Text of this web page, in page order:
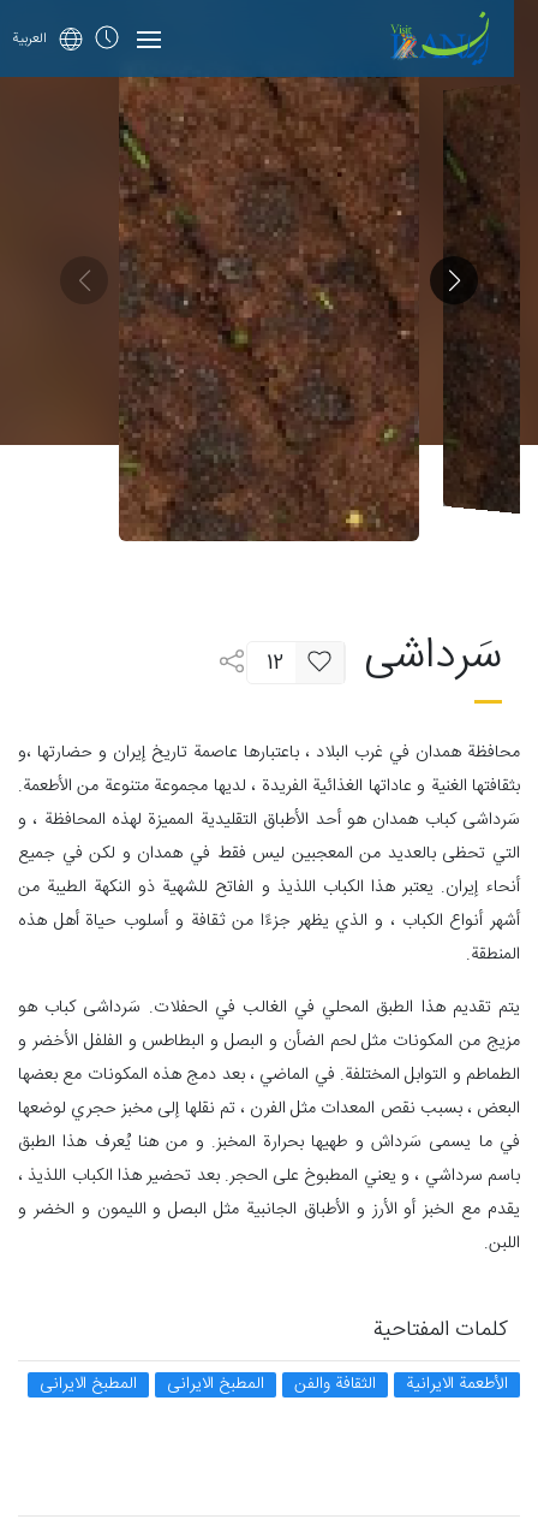
العربية
سَرداشی 12
محافظة همدان في غرب البلاد ، باعتبارها عاصمة تاريخ إيران و حضارتها ،و
بثقافتها الغنية و عاداتها الغذائية الفريدة ، لديها مجموعة متنوعة من الأطعمة.
سَرداشی كباب همدان هو أحد الأطباق التقليدية المميزة لهذه المحافظة ، و
التي تحظى بالعديد من المعجبين ليس فقط في همدان و لكن في جميع
أنحاء إيران. يعتبر هذا الكباب اللذيذ و الفاتح للشهية ذو النكهة الطيبة من
أشهر أنواع الكباب ، و الذي يظهر جزءًا من ثقافة و أسلوب حياة أهل هذه
المنطقة.
يتم تقديم هذا الطبق المحلي في الغالب في الحفلات. سَرداشی كباب هو
مزيج من المكونات مثل لحم الضأن و البصل و البطاطس و الفلفل الأخضر و
الطماطم و التوابل المختلفة. في الماضي ، بعد دمج هذه المكونات مع بعضها
البعض ، بسبب نقص المعدات مثل الفرن ، تم نقلها إلى مخبز حجري لوضعها
في ما يسمى سَرداش و طهيها بحرارة المخبز. و من هنا يُعرف هذا الطبق
باسم سرداشي ، و يعني المطبوخ على الحجر. بعد تحضير هذا الكباب اللذيذ ،
يقدم مع الخبز أو الأرز و الأطباق الجانبية مثل البصل و الليمون و الخضر و
اللبن.
كلمات المفتاحية
الأطعمة الايرانية الثقافة والفن المطبخ الایرانی المطبخ الایرانی